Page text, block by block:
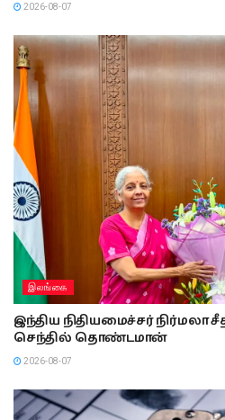
2026-08-07
இலங்கை
இந்திய நிதியமைச்சர் நிர்மலா
செந்தில் தொண்டமான்
2026-08-07